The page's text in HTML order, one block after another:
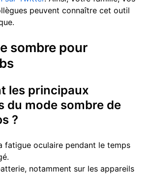
peuvent connaître cet outil
sombre pour
les principaux
du mode sombre de
?
fatigue oculaire pendant le temps
notamment sur les appareils